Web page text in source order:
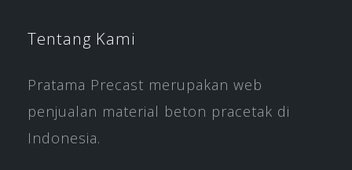
Tentang Kami
Pratama Precast merupakan web
penjualan material beton pracetak di
Indonesia.